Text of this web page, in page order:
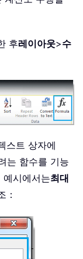
후레이아웃>수
스트 상자에
는 함수를 기능
시에서는최대
：